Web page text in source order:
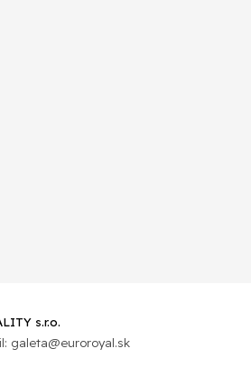
s.r.o.
galeta@euroroyal.sk